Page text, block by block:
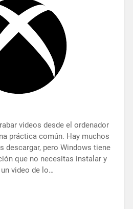
videos desde el ordenador
práctica común. Hay muchos
descargar, pero Windows tiene
que no necesitas instalar y
video de lo…